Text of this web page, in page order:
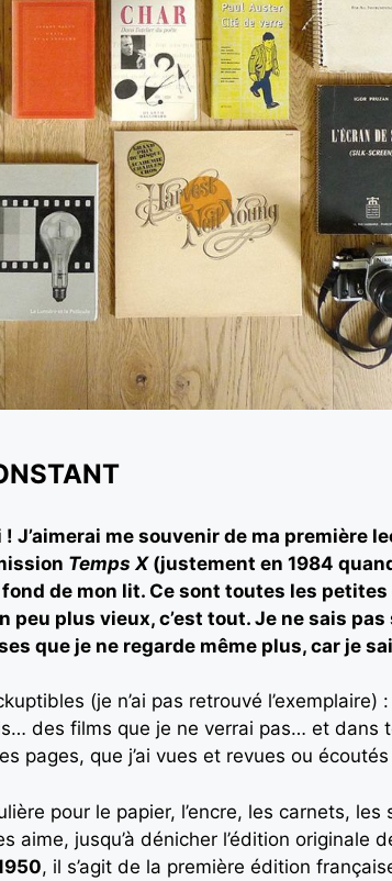
J’aimerai me souvenir de ma première
Temps X(justement en 1984
de mon lit. Ce sont toutes les petites
plus vieux, c’est tout. Je ne sais
que je ne regarde même plus, car je
(je n’ai pas retrouvé l’exemplaire)
des films que je ne verrai pas… et dans
pages, que j’ai vues et revues ou
pour le papier, l’encre, les carnets,
aime, jusqu’à dénicher l’édition originale
, il s’agit de la première édition